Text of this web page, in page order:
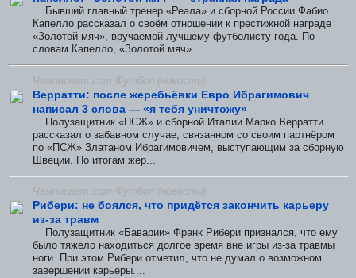
Бывший главный тренер «Реала» и сборной России Фабио
Капелло рассказал о своём отношении к престижной награде
«Золотой мяч», вручаемой лучшему футболисту года. По
словам Капелло, «Золотой мяч» ...
Чемпионат.com Футбол (новости)
Верратти: после жеребьёвки Евро Ибрагимович
написал 3 слова — «я тебя уничтожу»
Полузащитник «ПСЖ» и сборной Италии Марко Верратти
рассказал о забавном случае, связанном со своим партнёром
по «ПСЖ» Златаном Ибрагимовичем, выступающим за сборную
Швеции. По итогам жер...
Чемпионат.com Футбол (новости)
Рибери: не боялся, что придётся закончить карьеру
из-за травм
Полузащитник «Баварии» Франк Рибери признался, что ему
было тяжело находиться долгое время вне игры из-за травмы
ноги. При этом Рибери отметил, что не думал о возможном
завершении карьеры....